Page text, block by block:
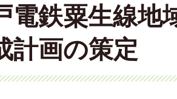
電鉄粟生線地
計画の策定